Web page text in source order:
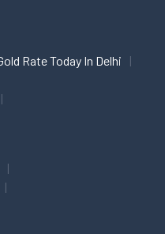
Rate Today In Delhi